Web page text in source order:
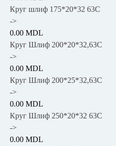
Круг шлиф 175*20*32 63С
->
0.00 MDL
Круг Шлиф 200*20*32,63C
->
0.00 MDL
Круг Шлиф 200*25*32,63C
->
0.00 MDL
Круг Шлиф 250*20*32 63С
->
0.00 MDL